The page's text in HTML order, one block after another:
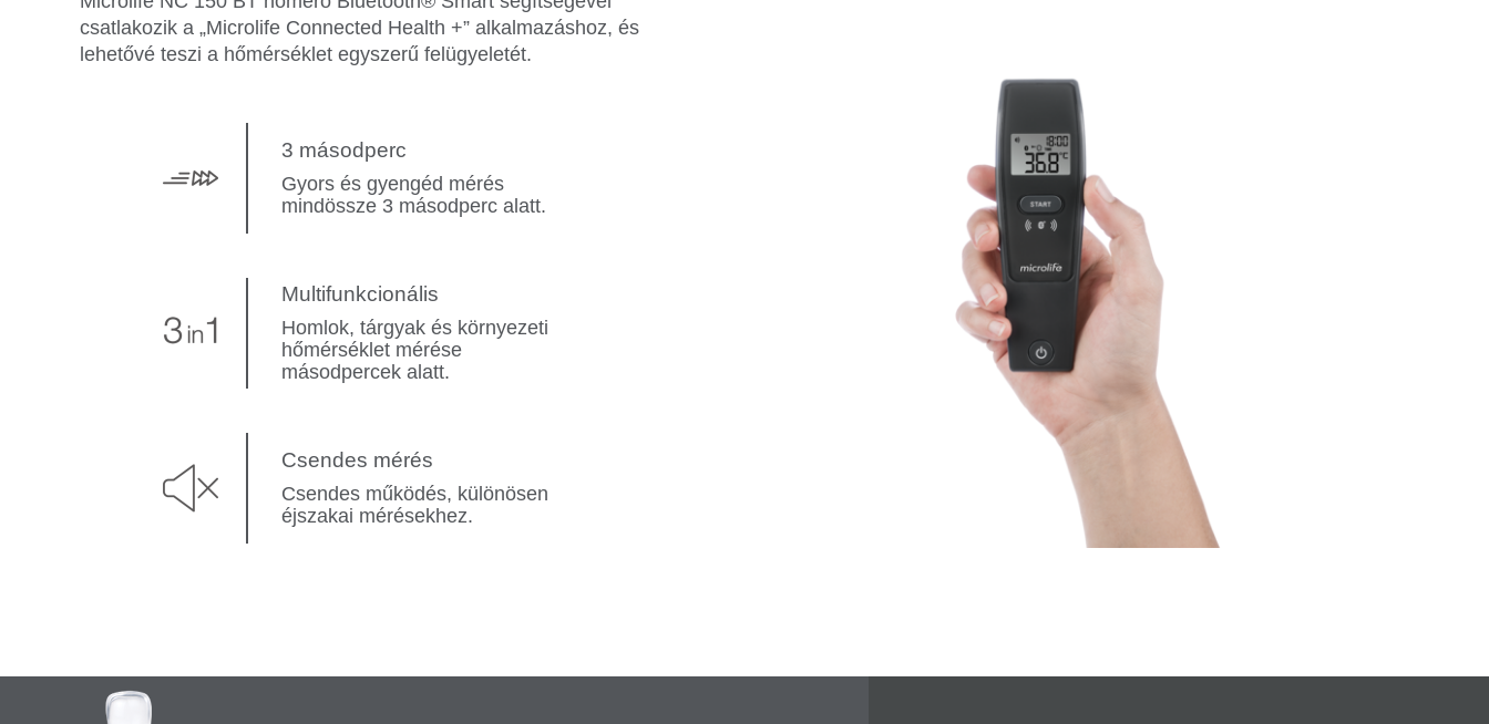
csatlakozik a „Microlife Connected Health +” alkalmazáshoz, és
lehetővé teszi a hőmérséklet egyszerű felügyeletét.
3 másodperc
Gyors és gyengéd mérés
mindössze 3 másodperc alatt.
Multifunkcionális
Homlok, tárgyak és környezeti
hőmérséklet mérése
másodpercek alatt.
Csendes mérés
Csendes működés, különösen
éjszakai mérésekhez.